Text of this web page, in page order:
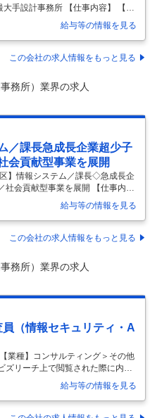
手設計事務所 【仕事内容】 【日
>※フレックス／土日祝休／年休
的な仕事内容】 ～年間休日125日
る大手設計事務所～ ■業務内容 当
当の一人として参画いただきま
す。 入社時にレジデンス、
給与等の情報を見る
この会社の求人情報をもっと見る
務所）業界の求人
／課長急成長企業超少子
会貢献型事業を展開
】情報システム／課長◇急成長企
会貢献型事業を展開 【仕事内
課長◇急成長企業◎超少子高齢化
展開 【具体的な仕事内容】 訪問医
福祉事業を展開／人の暮らしを支
◇SaaS・AIを活用した社内DX推
中心に圧倒的な…
給与等の情報を見る
この会社の求人情報をもっと見る
務所）業界の求人
（情報セキュリティ・A
業種】コンサルティング＞その他
リーチ上で閲覧された際に内容
査員の概要 審査員は、これまで
業の安全や品質が基準を満たして
です。 現場を知っているからこ
、改善を支援できます。 所属企業
給与等の情報を見る